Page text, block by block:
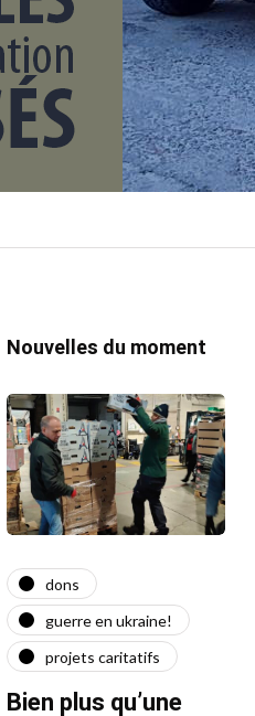
Nouvelles du moment
dons
guerre en ukraine!
projets caritatifs
Bien plus qu’une